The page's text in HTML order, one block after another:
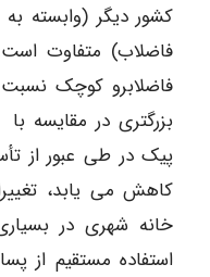
کشور دیگر (وابسته
فاضلاب) متفاوت
فاضلابرو کوچک
بزرگتری در مقایسه
پیک در طی عبور از
کاهش می یابد،
خانه شهری در
استفاده مستقیم از